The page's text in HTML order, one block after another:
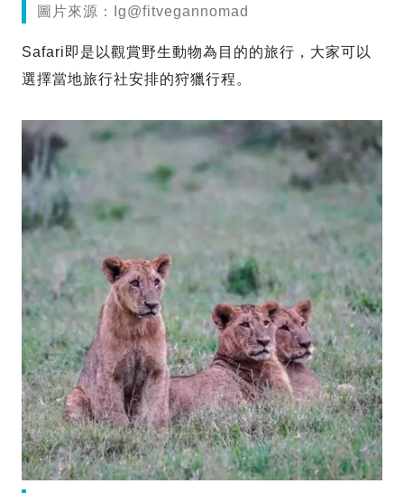
圖片來源：Ig@fitvegannomad
Safari即是以觀賞野生動物為目的的旅行，大家可以
選擇當地旅行社安排的狩獵行程。